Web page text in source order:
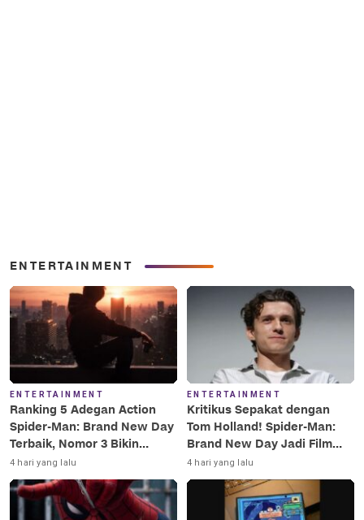
ENTERTAINMENT
ENTERTAINMENT
Ranking 5 Adegan Action
Spider-Man: Brand New Day
Terbaik, Nomor 3 Bikin
Terkesima!
4 hari yang lalu
ENTERTAINMENT
Kritikus Sepakat dengan
Tom Holland! Spider-Man:
Brand New Day Jadi Film
Terbaik Era MCU
4 hari yang lalu